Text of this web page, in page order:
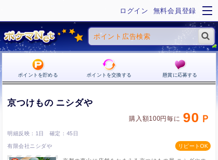
ログイン 無料会員登録
ポイントを貯める ポイントを交換する 懸賞に応募する
京つけもの ニシダや
購入額100円毎に 90
1日 45日
有限会社ニシダや